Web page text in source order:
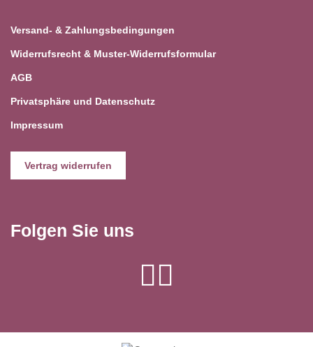
Versand- & Zahlungsbedingungen
Widerrufsrecht & Muster-Widerrufsformular
AGB
Privatsphäre und Datenschutz
Impressum
Vertrag widerrufen
Folgen Sie uns